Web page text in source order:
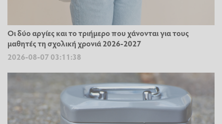
Οι δύο αργίες και το τριήμερο που χάνονται για τους
μαθητές τη σχολική χρονιά 2026-2027
2026-08-07 03:11:38